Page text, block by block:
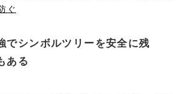
ぐ
でシンボルツリーを安全に残
ある